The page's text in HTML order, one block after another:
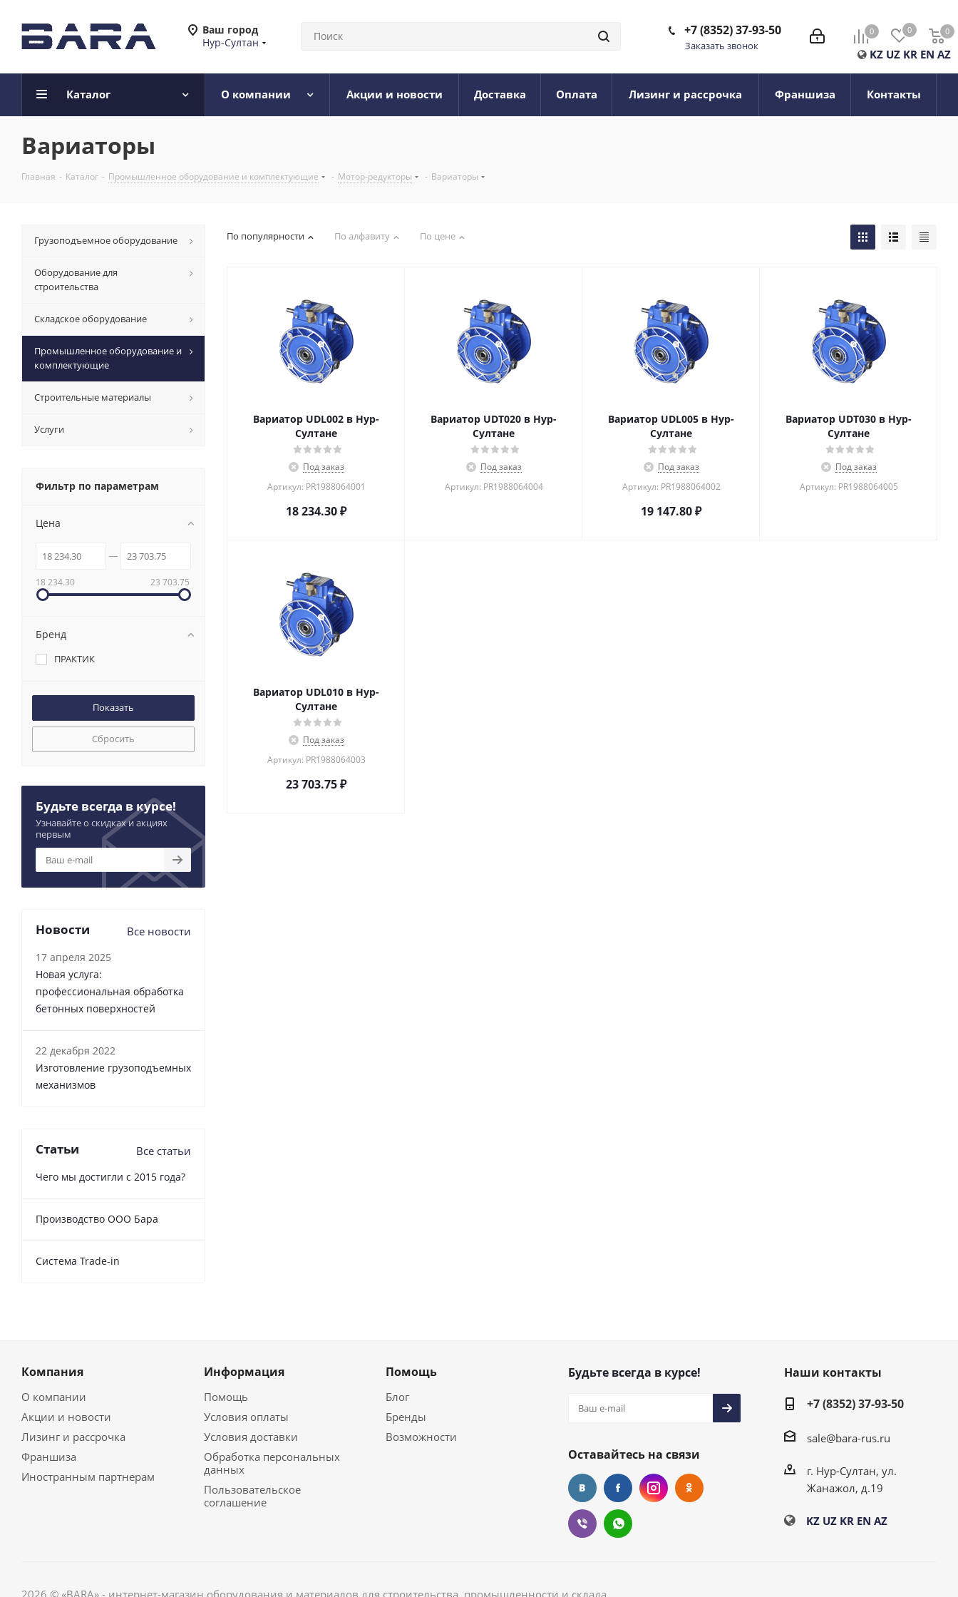
Ваш город
Нур-Султан
0 0 0
0
KZ UZ KR EN AZ
+7 (8352) 37-93-50
Заказать звонок
Каталог О компании Акции и новости Доставка Оплата Лизинг и рассрочка Франшиза Контакты
Вариаторы
Главная - Каталог - Промышленное оборудование и комплектующие - Мотор-редукторы - Вариаторы
По популярности По алфавиту По цене
Вариатор UDL002 в Нур-
Султане
Под заказ
Артикул: PR1988064001
18 234.30₽
Вариатор UDT020 в Нур-
Султане
Под заказ
Артикул: PR1988064004
Вариатор UDL005 в Нур-
Султане
Под заказ
Артикул: PR1988064002
19 147.80₽
Вариатор UDT030 в Нур-
Султане
Под заказ
Артикул: PR1988064005
Вариатор UDL010 в Нур-
Султане
Под заказ
Артикул: PR1988064003
23 703.75₽
Грузоподъемное оборудование
Оборудование для
строительства
Складское оборудование
Промышленное оборудование и
комплектующие
Строительные материалы
Услуги
Фильтр по параметрам
Цена
18 234.30 23 703.75
Бренд
ПРАКТИК
Сбросить
Будьте всегда в курсе!
Узнавайте о скидках и акциях
первым
Новости Все новости
17 апреля 2025
Новая услуга:
профессиональная обработка
бетонных поверхностей
22 декабря 2022
Изготовление грузоподъемных
механизмов
Статьи Все статьи
Чего мы достигли с 2015 года?
Производство ООО Бара
Cистема Trade-in
Компания
О компании
Акции и новости
Лизинг и рассрочка
Франшиза
Иностранным партнерам
Информация
Помощь
Условия оплаты
Условия доставки
Обработка персональных
данных
Пользовательское
соглашение
Помощь
Блог
Бренды
Возможности
Будьте всегда в курсе!
Оставайтесь на связи
Наши контакты
+7 (8352) 37-93-50
sale@bara-rus.ru
г. Нур-Султан, ул.
Жанажол, д.19
KZ UZ KR EN AZ
2026 © «BARA» - интернет-магазин оборудования и материалов для строительства, промышленности и склада